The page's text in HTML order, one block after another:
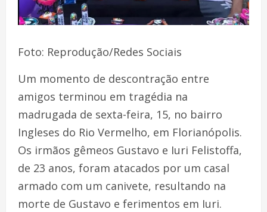
Foto: Reprodução/Redes Sociais
Um momento de descontração entre
amigos terminou em tragédia na
madrugada de sexta-feira, 15, no bairro
Ingleses do Rio Vermelho, em Florianópolis.
Os irmãos gêmeos Gustavo e Iuri Felistoffa,
de 23 anos, foram atacados por um casal
armado com um canivete, resultando na
morte de Gustavo e ferimentos em Iuri.